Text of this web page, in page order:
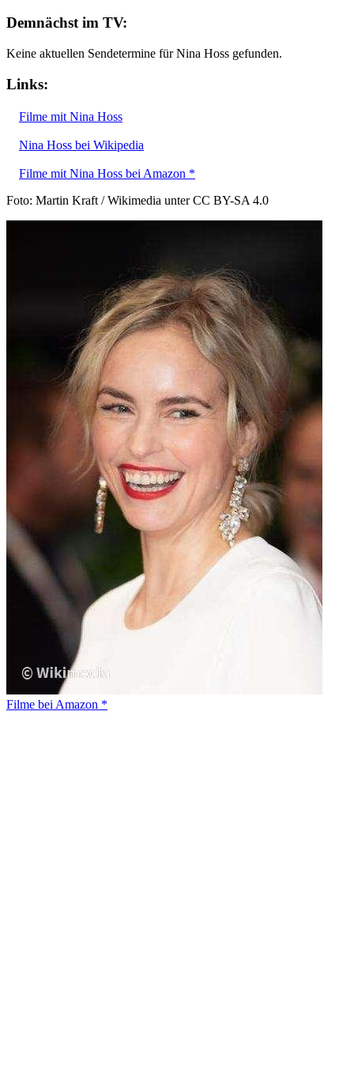
Demnächst im TV:
Keine aktuellen Sendetermine für Nina Hoss gefunden.
Links:
Filme mit Nina Hoss
Nina Hoss bei Wikipedia
Filme mit Nina Hoss bei Amazon *
Foto: Martin Kraft / Wikimedia unter CC BY-SA 4.0
Filme bei Amazon *